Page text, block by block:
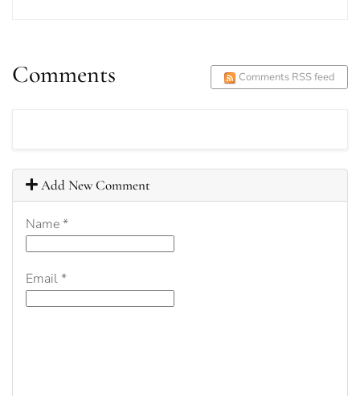
Comments RSS feed
Comments
Add New Comment
Name*
Email*